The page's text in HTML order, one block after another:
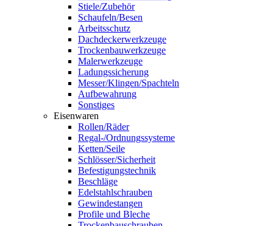
Stiele/Zubehör
Schaufeln/Besen
Arbeitsschutz
Dachdeckerwerkzeuge
Trockenbauwerkzeuge
Malerwerkzeuge
Ladungssicherung
Messer/Klingen/Spachteln
Aufbewahrung
Sonstiges
Eisenwaren
Rollen/Räder
Regal-/Ordnungssysteme
Ketten/Seile
Schlösser/Sicherheit
Befestigungstechnik
Beschläge
Edelstahlschrauben
Gewindestangen
Profile und Bleche